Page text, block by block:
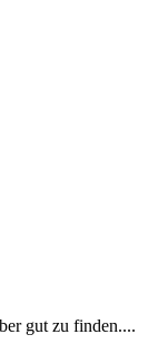
gut zu finden....